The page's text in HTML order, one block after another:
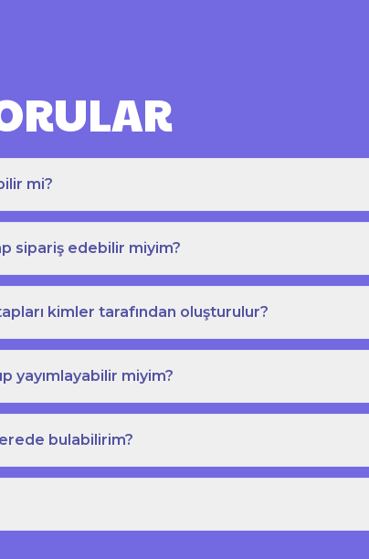
mi?
sipariş edebilir miyim?
kimler tarafından oluşturulur?
yayımlayabilir miyim?
bulabilirim?